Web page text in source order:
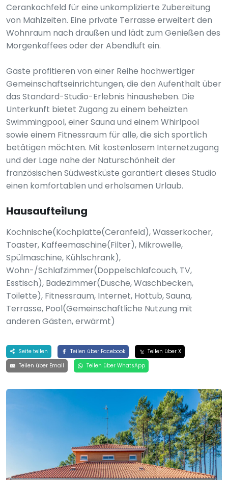
Cerankochfeld für eine unkomplizierte Zubereitung
von Mahlzeiten. Eine private Terrasse erweitert den
Wohnraum nach draußen und lädt zum Genießen des
Morgenkaffees oder der Abendluft ein.
Gäste profitieren von einer Reihe hochwertiger
Gemeinschaftseinrichtungen, die den Aufenthalt über
das Standard-Studio-Erlebnis hinausheben. Die
Unterkunft bietet Zugang zu einem beheizten
Swimmingpool, einer Sauna und einem Whirlpool
sowie einem Fitnessraum für alle, die sich sportlich
betätigen möchten. Mit kostenlosem Internetzugang
und der Lage nahe der Naturschönheit der
französischen Südwestküste garantiert dieses Studio
einen komfortablen und erholsamen Urlaub.
Hausaufteilung
Kochnische(Kochplatte(Ceranfeld), Wasserkocher,
Toaster, Kaffeemaschine(Filter), Mikrowelle,
Spülmaschine, Kühlschrank),
Wohn-/Schlafzimmer(Doppelschlafcouch, TV,
Esstisch), Badezimmer(Dusche, Waschbecken,
Toilette), Fitnessraum, Internet, Hottub, Sauna,
Terrasse, Pool(Gemeinschaftliche Nutzung mit
anderen Gästen, erwärmt)
Seite teilen Teilen über Facebook
Teilen über X
Teilen über Email
Teilen über WhatsApp